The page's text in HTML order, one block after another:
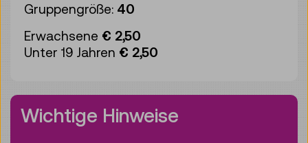
Gruppengröße: 40
Erwachsene € 2,50
Unter 19 Jahren € 2,50
Wichtige Hinweise